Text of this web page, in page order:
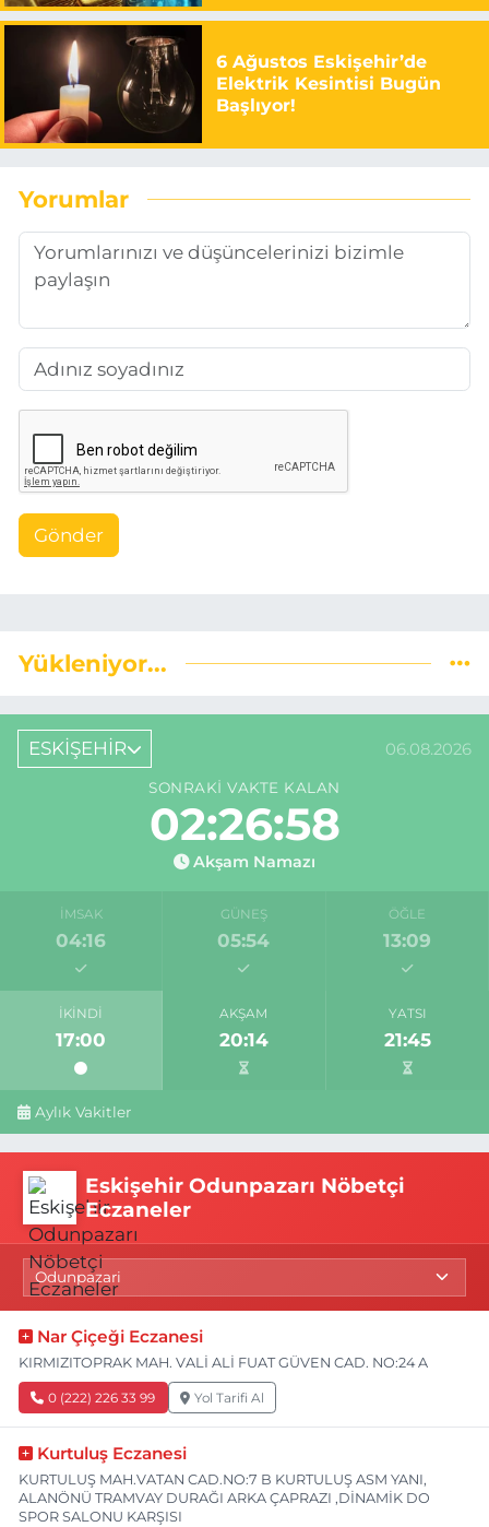
6 Ağustos Eskişehir’de
Elektrik Kesintisi Bugün
Başlıyor!
Yorumlar
Gönder
Yükleniyor...
ESKİŞEHİR 06.08.2026
SONRAKI VAKTE KALAN
02:26:57
Akşam Namazı
İMSAK
04:16
GÜNEŞ
05:54
ÖĞLE
13:09
İKINDI
17:00
AKŞAM
20:14
YATSI
21:45
Aylık Vakitler
Eskişehir Odunpazarı Nöbetçi
Eczaneler
Nar Çiçeği Eczanesi
KIRMIZITOPRAK MAH. VALİ ALİ FUAT GÜVEN CAD. NO:24 A
0 (222) 226 33 99 Yol Tarifi Al
Kurtuluş Eczanesi
KURTULUŞ MAH.VATAN CAD.NO:7 B KURTULUŞ ASM YANI,
ALANÖNÜ TRAMVAY DURAĞI ARKA ÇAPRAZI ,DİNAMİK DO
SPOR SALONU KARŞISI